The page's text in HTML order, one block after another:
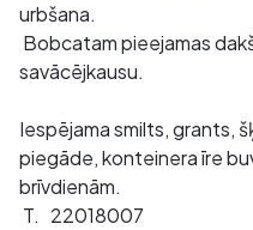
urbšana.
Bobcatam pieejamas
savācējkausu.
Iespējama smilts, grants,
piegāde, konteinera īre
brīvdienām.
T. 22018007